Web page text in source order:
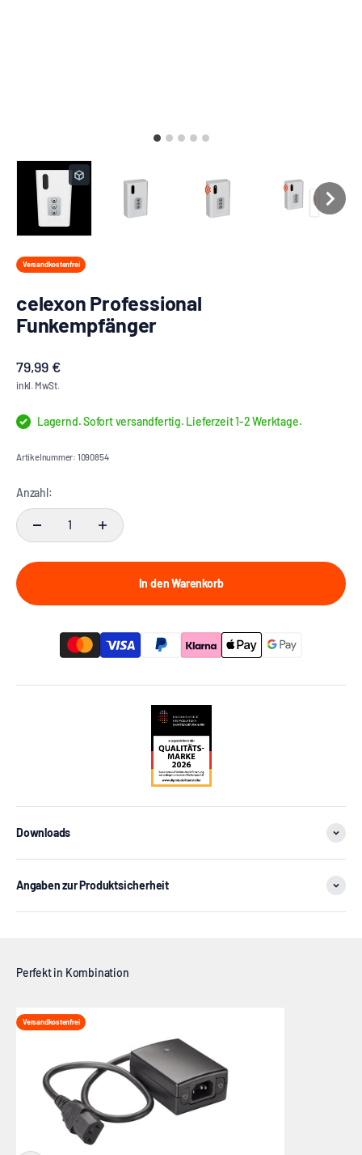
Versandkostenfrei
celexon Professional
Funkempfänger
Angebot
79,99 €
inkl. MwSt.
Lagernd. Sofort versandfertig. Lieferzeit 1-2 Werktage.
Artikelnummer: 1090854
Anzahl:
In den Warenkorb
Downloads
Angaben zur Produktsicherheit
Versandkostenfrei